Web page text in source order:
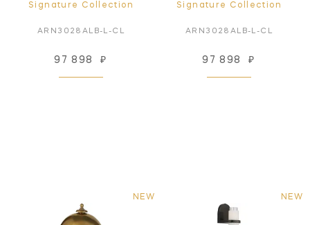
Signature Collection
ARN3028ALB-L-CL
97 898 ₽
Signature Collection
ARN3028ALB-L-CL
97 898 ₽
NEW NEW